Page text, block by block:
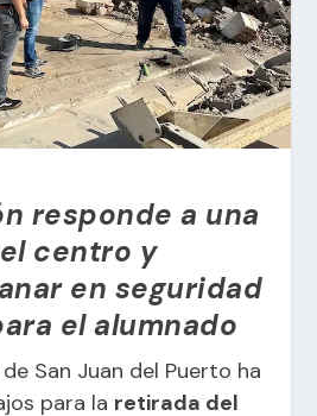
responde a una
centro y
en seguridad
el alumnado
San Juan del Puerto ha
para la retirada del